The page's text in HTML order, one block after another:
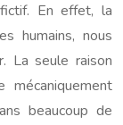
En effet, la
humains, nous
La seule raison
beaucoup de